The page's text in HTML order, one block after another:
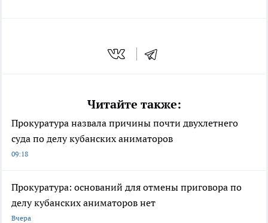
Читайте также:
Прокуратура назвала причины почти двухлетнего
суда по делу кубанских аниматоров
09:18
Прокуратура: оснований для отмены приговора по
делу кубанских аниматоров нет
Вчера